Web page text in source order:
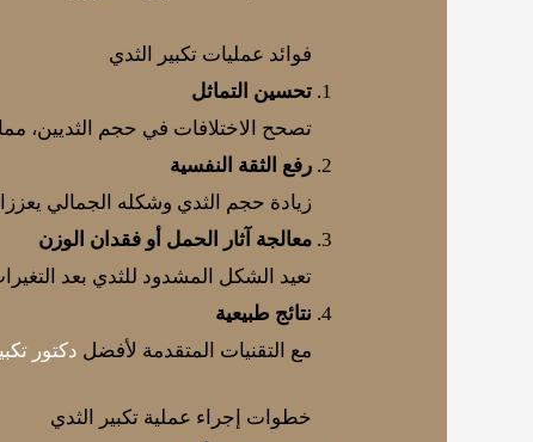
فوائد عمليات تكبير الثدي
تحسين التماثل
تصحح الاختلافات في حجم الثديين،
رفع الثقة النفسية
زيادة حجم الثدي وشكله الجمالي
معالجة آثار الحمل أو فقدان الوزن
تعيد الشكل المشدود للثدي بعد
نتائج طبيعية
مع التقنيات المتقدمة لأفضل دكتور
خطوات إجراء عملية تكبير الثدي